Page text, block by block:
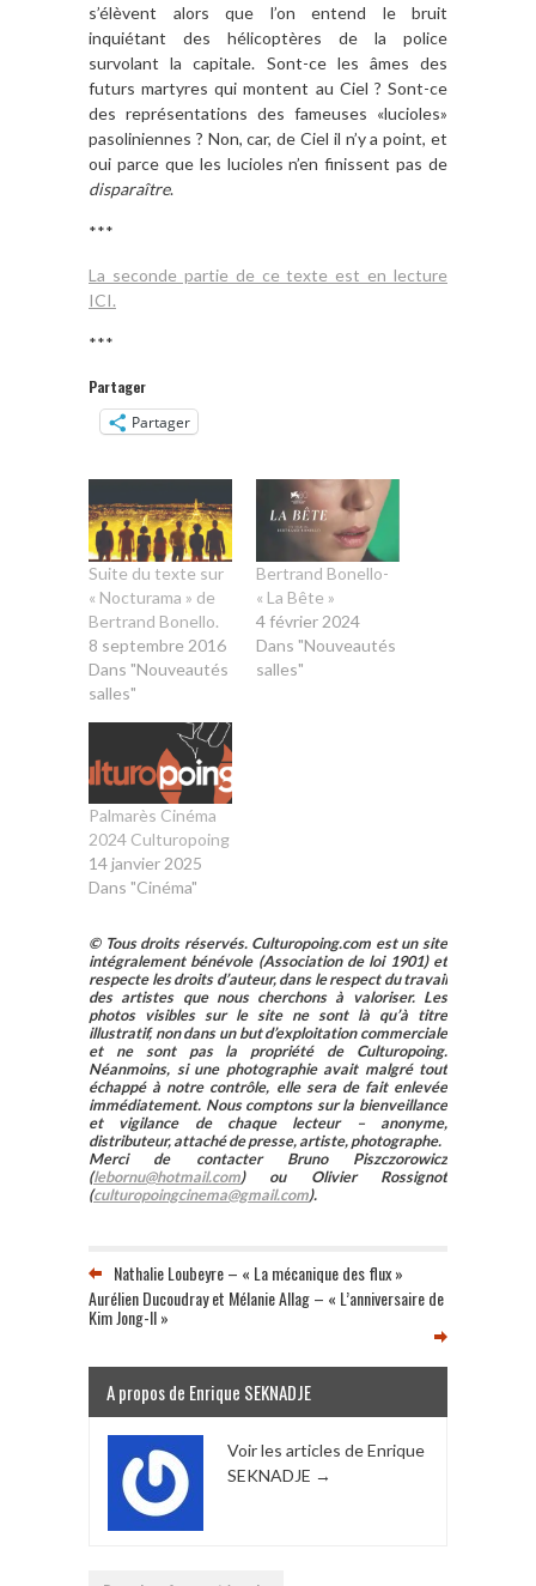
s’élèvent alors que l’on entend le bruit
inquiétant des hélicoptères de la police
survolant la capitale. Sont-ce les âmes des
futurs martyres qui montent au Ciel ? Sont-ce
des représentations des fameuses «lucioles»
pasoliniennes ? Non, car, de Ciel il n’y a point, et
oui parce que les lucioles n’en finissent pas de
disparaître.
***
La seconde partie de ce texte est en lecture
ICI.
***
Partager
Partager
Suite du texte sur
« Nocturama » de
Bertrand Bonello.
8 septembre 2016
Dans "Nouveautés
salles"
Bertrand Bonello-
« La Bête »
4 février 2024
Dans "Nouveautés
salles"
Palmarès Cinéma
2024 Culturopoing
14 janvier 2025
Dans "Cinéma"
© Tous droits réservés. Culturopoing.com est un site
intégralement bénévole (Association de loi 1901) et
respecte les droits d’auteur, dans le respect du travail
des artistes que nous cherchons à valoriser. Les
photos visibles sur le site ne sont là qu’à titre
illustratif, non dans un but d’exploitation commerciale
et ne sont pas la propriété de Culturopoing.
Néanmoins, si une photographie avait malgré tout
échappé à notre contrôle, elle sera de fait enlevée
immédiatement. Nous comptons sur la bienveillance
et vigilance de chaque lecteur – anonyme,
distributeur, attaché de presse, artiste, photographe.
Merci de contacter Bruno Piszczorowicz
(lebornu@hotmail.com) ou Olivier Rossignot
(culturopoingcinema@gmail.com).
Nathalie Loubeyre – « La mécanique des flux »
Aurélien Ducoudray et Mélanie Allag – « L’anniversaire de
Kim Jong-Il »
A propos de Enrique SEKNADJE
Voir les articles de Enrique
SEKNADJE →